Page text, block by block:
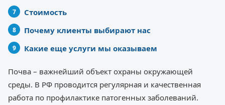
Стоимость
Почему клиенты выбирают нас
Какие еще услуги мы оказываем
Почва – важнейший объект охраны окружающей
среды. В РФ проводится регулярная и качественная
работа по профилактике патогенных заболеваний.